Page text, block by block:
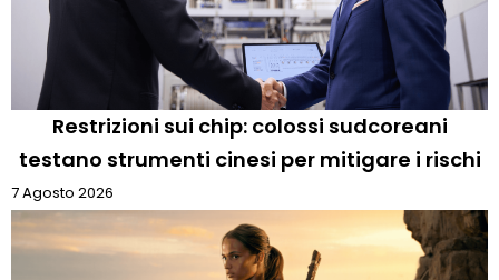
Restrizioni sui chip: colossi sudcoreani
testano strumenti cinesi per mitigare i rischi
7 Agosto 2026